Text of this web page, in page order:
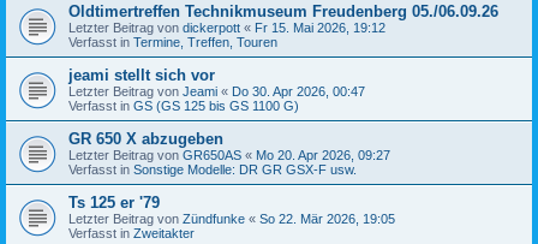
Oldtimertreffen Technikmuseum Freudenberg 05./06.09.26
Letzter Beitrag von dickerpott « Fr 15. Mai 2026, 19:12
Verfasst in Termine, Treffen, Touren
jeami stellt sich vor
Letzter Beitrag von Jeami « Do 30. Apr 2026, 00:47
Verfasst in GS (GS 125 bis GS 1100 G)
GR 650 X abzugeben
Letzter Beitrag von GR650AS « Mo 20. Apr 2026, 09:27
Verfasst in Sonstige Modelle: DR GR GSX-F usw.
Ts 125 er '79
Letzter Beitrag von Zündfunke « So 22. Mär 2026, 19:05
Verfasst in Zweitakter